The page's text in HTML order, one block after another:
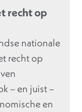
recht op
nationale
recht op
– en juist –
en